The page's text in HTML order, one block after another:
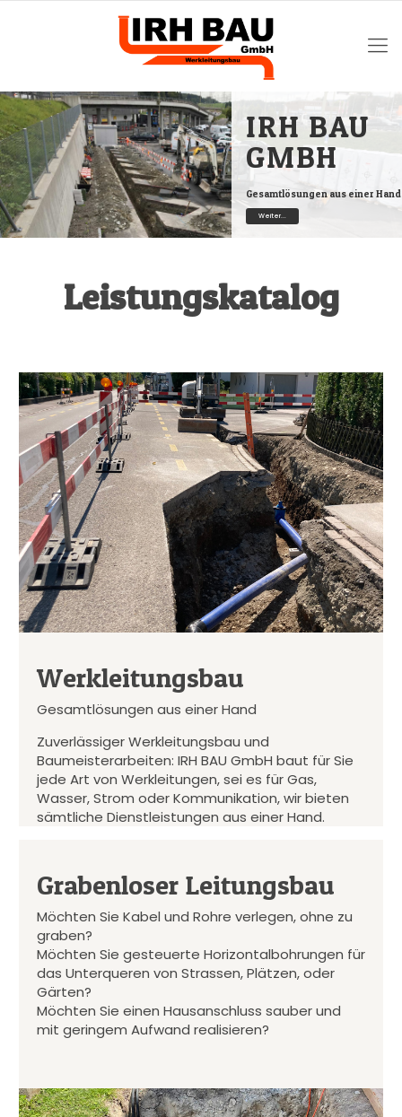
IRH BAU
GMBH
Gesamtlösungen aus einer
Weiter...
Leistungskatalog
Werkleitungsbau
Gesamtlösungen aus einer Hand
Zuverlässiger Werkleitungsbau und
Baumeisterarbeiten: IRH BAU GmbH baut für Sie
jede Art von Werkleitungen, sei es für Gas,
Wasser, Strom oder Kommunikation, wir bieten
sämtliche Dienstleistungen aus einer Hand.
Grabenloser Leitungsbau
Möchten Sie Kabel und Rohre verlegen, ohne zu
graben?
Möchten Sie gesteuerte Horizontalbohrungen für
das Unterqueren von Strassen, Plätzen, oder
Gärten?
Möchten Sie einen Hausanschluss sauber und
mit geringem Aufwand realisieren?